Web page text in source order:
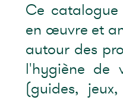
Ce catalogue
en œuvre et
autour des
l'hygiène de
(guides,